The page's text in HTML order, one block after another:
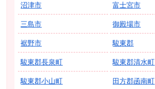
沼津市 富士宮市
三島市 御殿場市
裾野市 駿東郡
駿東郡長泉町 駿東郡清水町
駿東郡小山町 田方郡函南町